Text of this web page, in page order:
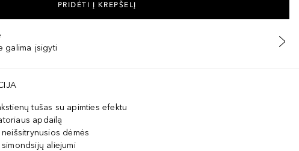
PRIDĖTI Į KREPŠELĮ
galima įsigyti
tušas su apimties efektu
apdailą
dėmės
aliejumi